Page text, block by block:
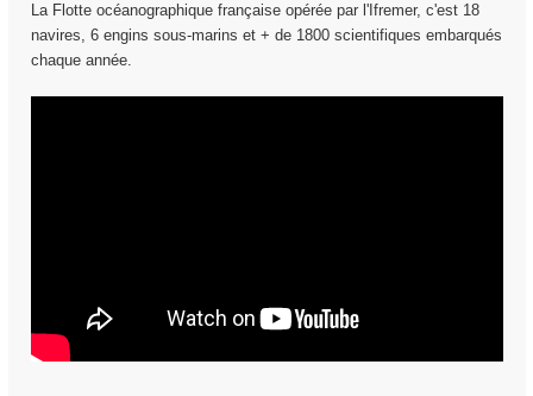
La Flotte océanographique française opérée par l'Ifremer, c'est 18
navires, 6 engins sous-marins et + de 1800 scientifiques embarqués
chaque année.